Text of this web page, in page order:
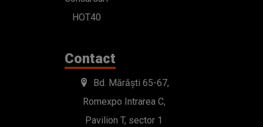
HOT40
Contact
Bd. Mărăști 65-67,
Romexpo Intrarea C,
Pavilion T, sector 1